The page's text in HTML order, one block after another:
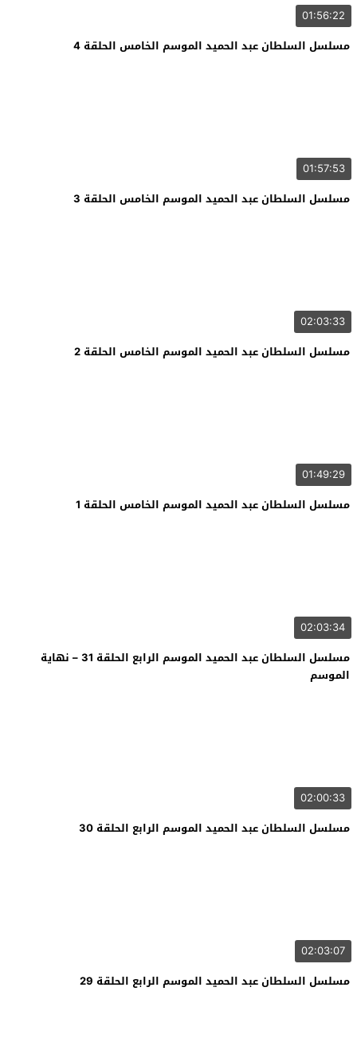
01:56:22
مسلسل السلطان عبد الحميد الموسم الخامس الحلقة 4
01:57:53
مسلسل السلطان عبد الحميد الموسم الخامس الحلقة 3
02:03:33
مسلسل السلطان عبد الحميد الموسم الخامس الحلقة 2
01:49:29
مسلسل السلطان عبد الحميد الموسم الخامس الحلقة 1
02:03:34
مسلسل السلطان عبد الحميد الموسم الرابع الحلقة 31 – نهاية
الموسم
02:00:33
مسلسل السلطان عبد الحميد الموسم الرابع الحلقة 30
02:03:07
مسلسل السلطان عبد الحميد الموسم الرابع الحلقة 29